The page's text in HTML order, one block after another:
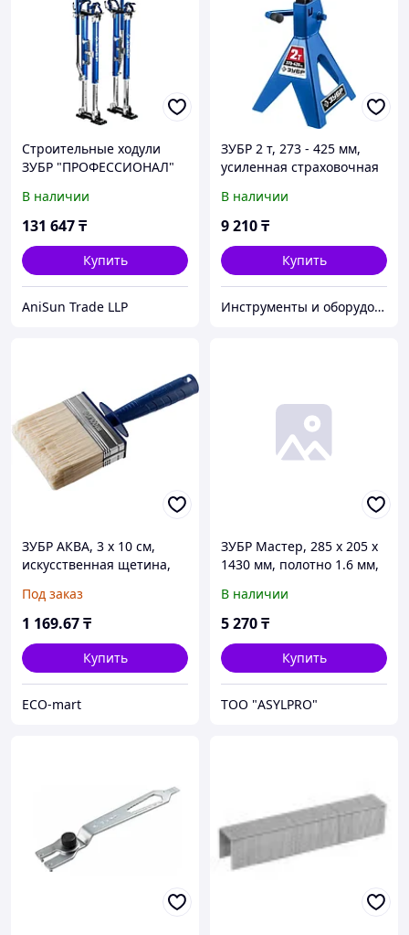
Строительные ходули
ЗУБР "ПРОФЕССИОНАЛ"
В наличии
131 647₸
Купить
AniSun Trade LLP
ЗУБР 2 т, 273 - 425 мм,
усиленная страховочная
(43065-2) 43065-2_z01
В наличии
9 210₸
Купить
Инструменты и оборудование StellarTrade
ЗУБР АКВА, 3 х 10 см,
искусственная щетина,
для воднодисперсионных
и акриловых ЛКМ,
Под заказ
1 169.67₸
Купить
ECO-mart
ЗУБР Мастер, 285 х 205 х
1430 мм, полотно 1.6 мм,
высш. сорт, тип ЛКО,
штыковая
В наличии
5 270₸
Купить
ТОО "ASYLPRO"